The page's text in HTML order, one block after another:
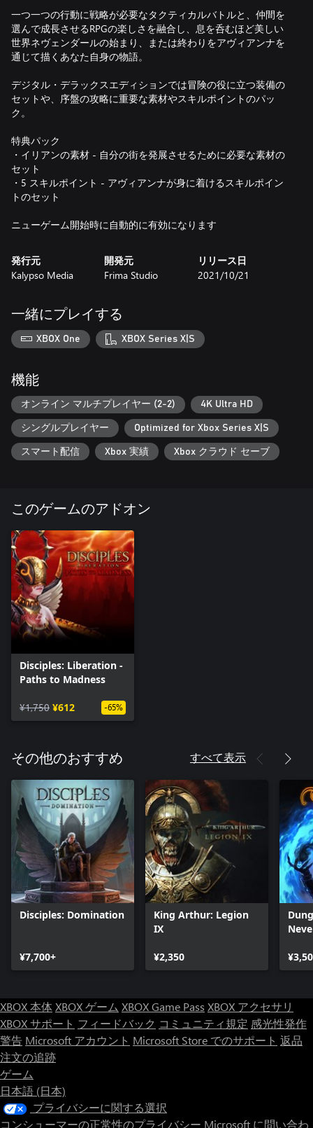
一つ一つの行動に戦略が必要なタクティカルバトルと、仲間を
選んで成長させるRPGの楽しさを融合し、息を呑むほど美しい
世界ネヴェンダールの始まり、または終わりをアヴィアンナを
通じて描くあなた自身の物語。
デジタル・デラックスエディションでは冒険の役に立つ装備の
セットや、序盤の攻略に重要な素材やスキルポイントのパッ
ク。
特典パック
・イリアンの素材 - 自分の街を発展させるために必要な素材の
セット
・5 スキルポイント - アヴィアンナが身に着けるスキルポイン
トのセット
ニューゲーム開始時に自動的に有効になります
発行元
Kalypso Media
開発元
Frima Studio
リリース日
2021/10/21
一緒にプレイする
XBOX One XBOX Series X|S
機能
オンライン マルチプレイヤー (2-2) 4K Ultra HD
シングルプレイヤー Optimized for Xbox Series X|S
スマート配信 Xbox 実績 Xbox クラウド セーブ
このゲームのアドオン
Disciples: Liberation -
Paths to Madness
¥1,750 ¥612 -65%
その他のおすすめ すべて表示
Disciples: Domination
¥7,700+
King Arthur: Legion
IX
¥2,350
XBOX 本体XBOX ゲーム XBOX Game Pass XBOX アクセサリ
XBOX サポート フィードバック コミュニティ規定 感光性発作
警告 Microsoft アカウント Microsoft Store でのサポート 返品
注文の追跡
ゲーム
日本語 (日本)
プライバシーに関する選択
コンシューマーの正常性のプライバシー Microsoft に問い合わ